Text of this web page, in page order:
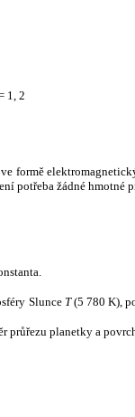
1, 2
formě
potřeba žádné
Slunce T(5 780 K),
průřezu planetky a